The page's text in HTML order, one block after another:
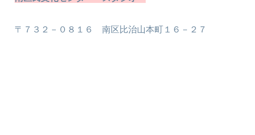
〒７３２－０８１６ 南区比治山本町１６－２７